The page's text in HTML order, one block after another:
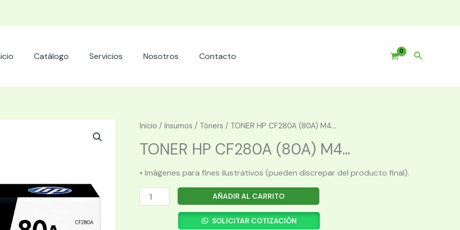
Catálogo Servicios Nosotros Contacto Buscar
Inicio / Insumos / Tóners / TONER HP CF280A (80A) M4...
TONER HP CF280A (80A) M4...
• Imágenes para fines ilustrativos (pueden discrepar del producto final).
TONER
HP
AÑADIR AL CARRITO
SOLICITAR COTIZACIÓN